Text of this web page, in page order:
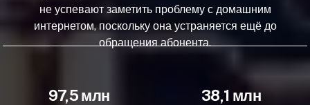
не успевают заметить проблему с домашним
интернетом, поскольку она устраняется ещё до
обращения абонента.
97,5 млн 38,1 млн